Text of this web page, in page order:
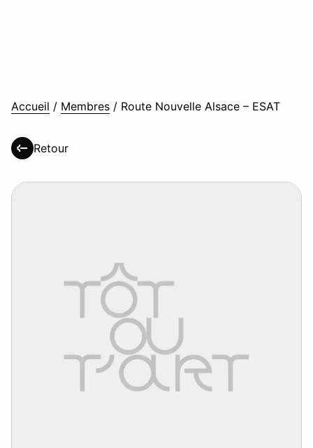
Accueil / Membres / Route Nouvelle Alsace – ESAT
Retour